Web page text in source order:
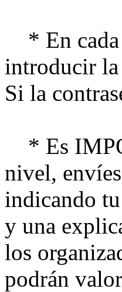
* En cada
introducir la
Si la
* Es
nivel,
indicando
y una
los
podrán